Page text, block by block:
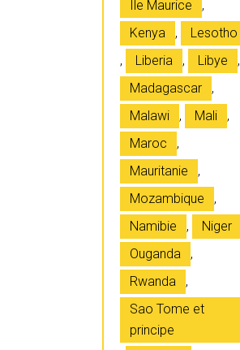
Ile Maurice
,
Kenya
,
Lesotho
,
Liberia , Libye
,
Madagascar
,
Malawi
, Mali
,
Maroc
,
Mauritanie
,
Mozambique
,
Namibie
, Niger
Ouganda
,
Rwanda
,
Sao Tome et
principe